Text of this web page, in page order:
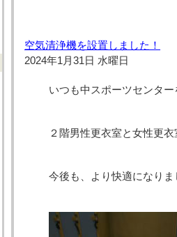
空気清浄機を設置しました！
2024年1月31日 水曜日
いつも中スポーツセンタ
２階男性更衣室と女性更
今後も、より快適になり